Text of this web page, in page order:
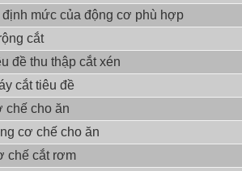
định mức của động cơ phù hợp
cắt
đề thu thập cắt xén
cắt tiêu đề
chế cho ăn
cơ chế cho ăn
chế cắt rơm